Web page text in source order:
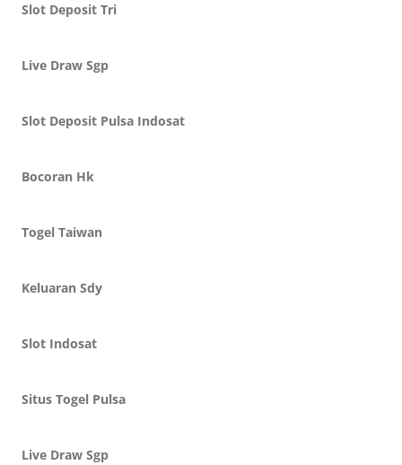
Slot Deposit Tri
Live Draw Sgp
Slot Deposit Pulsa Indosat
Bocoran Hk
Togel Taiwan
Keluaran Sdy
Slot Indosat
Situs Togel Pulsa
Live Draw Sgp